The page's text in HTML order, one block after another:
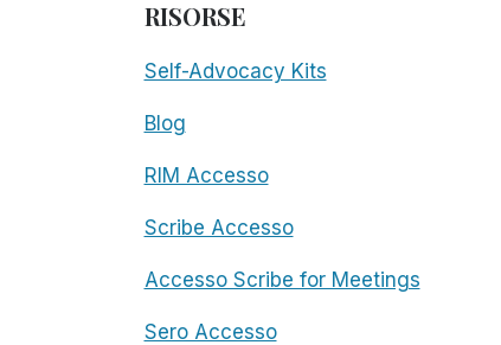
RISORSE
Self-Advocacy Kits
Blog
RIM Accesso
Scribe Accesso
Accesso Scribe for Meetings
Sero Accesso